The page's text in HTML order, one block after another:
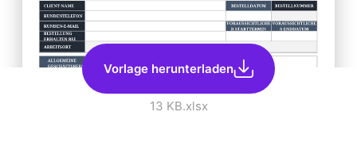
Vorlage herunterladen
13 KB.xlsx